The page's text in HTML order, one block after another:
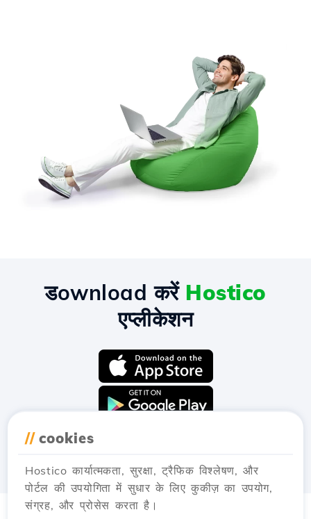
// cookies
Hostico कार्यात्मकता, सुरक्षा, ट्रैफिक विश्लेषण, और
पोर्टल की उपयोगिता में सुधार के लिए कुकीज़ का उपयोग,
संग्रह, और प्रोसेस करता है।
डownload करें Hostico
एप्लीकेशन